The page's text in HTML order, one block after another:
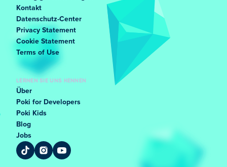
Kontakt
Datenschutz-Center
Privacy Statement
Cookie Statement
Terms of Use
LERNEN SIE UNS KENNEN
Über
Poki for Developers
Poki Kids
Blog
Jobs